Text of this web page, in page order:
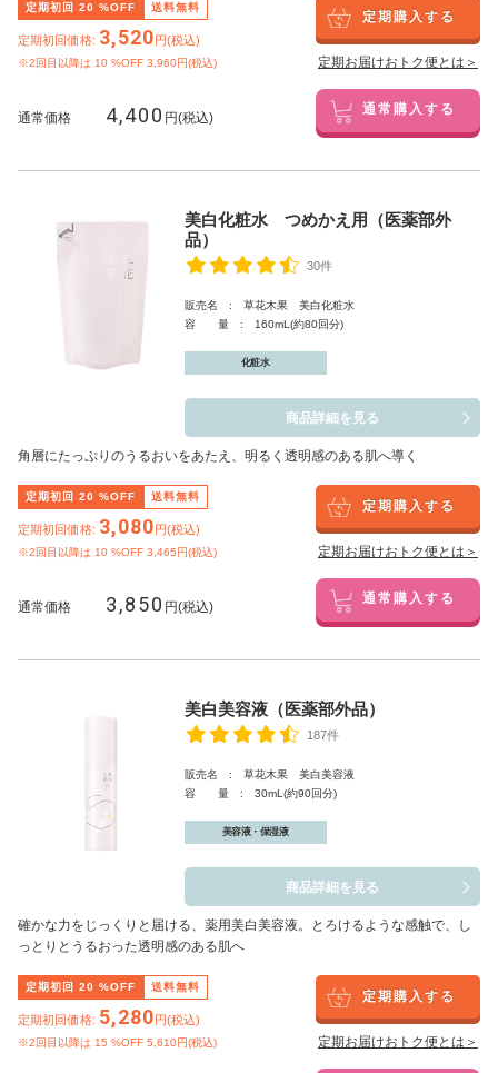
定期初回 20 %OFF 送料無料
定期初回価格: 3,520円(税込)
※2回目以降は 10 %OFF 3,960円(税込)
定期購入する
定期お届けおトク便とは＞
通常価格 4,400 円(税込) 通常購入する
美白化粧水 つめかえ用（医薬部外
品）
30件
販売名 : 草花木果 美白化粧水
容 量 : 160mL(約80回分)
化粧水
商品詳細を見る
角層にたっぷりのうるおいをあたえ、明るく透明感のある肌へ導く
定期初回 20 %OFF 送料無料
定期初回価格: 3,080円(税込)
※2回目以降は 10 %OFF 3,465円(税込)
定期購入する
定期お届けおトク便とは＞
通常価格 3,850 円(税込) 通常購入する
美白美容液（医薬部外品）
187件
販売名 : 草花木果 美白美容液
容 量 : 30mL(約90回分)
美容液・保湿液
商品詳細を見る
確かな力をじっくりと届ける、薬用美白美容液。とろけるような感触で、し
っとりとうるおった透明感のある肌へ
定期初回 20 %OFF 送料無料
定期初回価格: 5,280円(税込)
※2回目以降は 15 %OFF 5,610円(税込)
定期購入する
定期お届けおトク便とは＞